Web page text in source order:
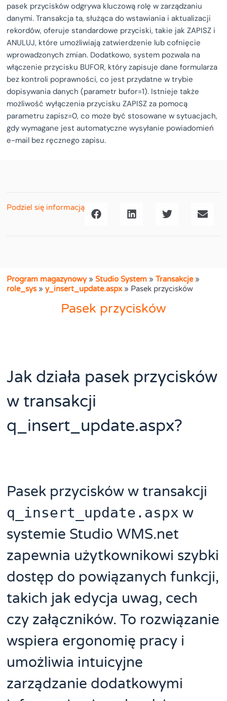
pasek przycisków odgrywa kluczową rolę w zarządzaniu
danymi. Transakcja ta, służąca do wstawiania i aktualizacji
rekordów, oferuje standardowe przyciski, takie jak ZAPISZ i
ANULUJ, które umożliwiają zatwierdzenie lub cofnięcie
wprowadzonych zmian. Dodatkowo, system pozwala na
włączenie przycisku BUFOR, który zapisuje dane formularza
bez kontroli poprawności, co jest przydatne w trybie
dopisywania danych (parametr bufor=1). Istnieje także
możliwość wyłączenia przycisku ZAPISZ za pomocą
parametru zapisz=0, co może być stosowane w sytuacjach,
gdy wymagane jest automatyczne wysyłanie powiadomień
e-mail bez ręcznego zapisu.
Podziel się informacją
Program magazynowy»Studio System »Transakcje»
role_sys»y_insert_update.aspx » Pasek przycisków
Pasek przycisków
Jak działa pasek przycisków
w transakcji
q_insert_update.aspx?
Pasek przycisków w transakcji
q_insert_update.aspx w
systemie Studio WMS.net
zapewnia użytkownikowi szybki
dostęp do powiązanych funkcji,
takich jak edycja uwag, cech
czy załączników. To rozwiązanie
wspiera ergonomię pracy i
umożliwia intuicyjne
zarządzanie dodatkowymi